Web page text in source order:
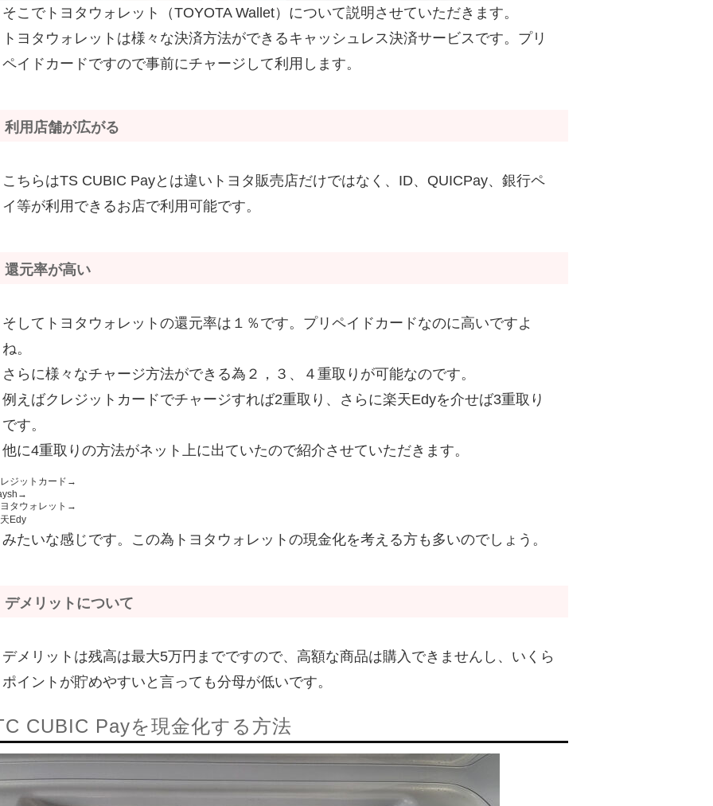
そこでトヨタウォレット（TOYOTA Wallet）について説明させていただきます。
トヨタウォレットは様々な決済方法ができるキャッシュレス決済サービスです。プリ
ペイドカードですので事前にチャージして利用します。
利用店舗が広がる
こちらはTS CUBIC Payとは違いトヨタ販売店だけではなく、ID、QUICPay、銀行ペ
イ等が利用できるお店で利用可能です。
還元率が高い
そしてトヨタウォレットの還元率は１％です。プリペイドカードなのに高いですよ
ね。
さらに様々なチャージ方法ができる為２，３、４重取りが可能なのです。
例えばクレジットカードでチャージすれば2重取り、さらに楽天Edyを介せば3重取り
です。
他に4重取りの方法がネット上に出ていたので紹介させていただきます。
ジットカード→
タウォレット→
Edy
みたいな感じです。この為トヨタウォレットの現金化を考える方も多いのでしょう。
デメリットについて
デメリットは残高は最大5万円までですので、高額な商品は購入できませんし、いくら
ポイントが貯めやすいと言っても分母が低いです。
CUBIC Payを現金化する方法